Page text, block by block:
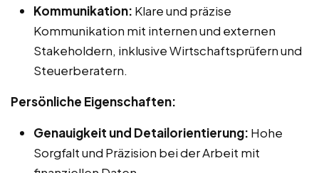
Kommunikation: Klare und präzise
Kommunikation mit internen und externen
Stakeholdern, inklusive Wirtschaftsprüfern und
Steuerberatern.
Persönliche Eigenschaften:
Genauigkeit und Detailorientierung: Hohe
Sorgfalt und Präzision bei der Arbeit mit